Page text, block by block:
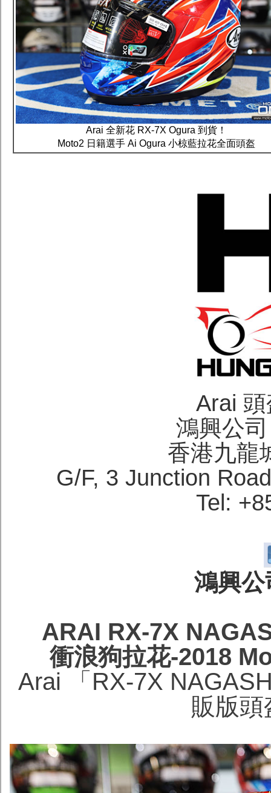
Arai 全新花 RX-7X Ogura 到貨！
Moto2 日籍選手 Ai Ogura 小椋藍拉花全面頭盔
Arai
鴻興公
香港九龍
G/F, 3 Junction
Tel:
鴻興
ARAI RX-7X
衝浪狗拉花-2018
Arai 「RX-7X
販版